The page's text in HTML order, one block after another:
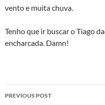
vento e muita chuva.
Tenho que ir buscar o Tiago
encharcada. Damn!
Post
PREVIOUS POST